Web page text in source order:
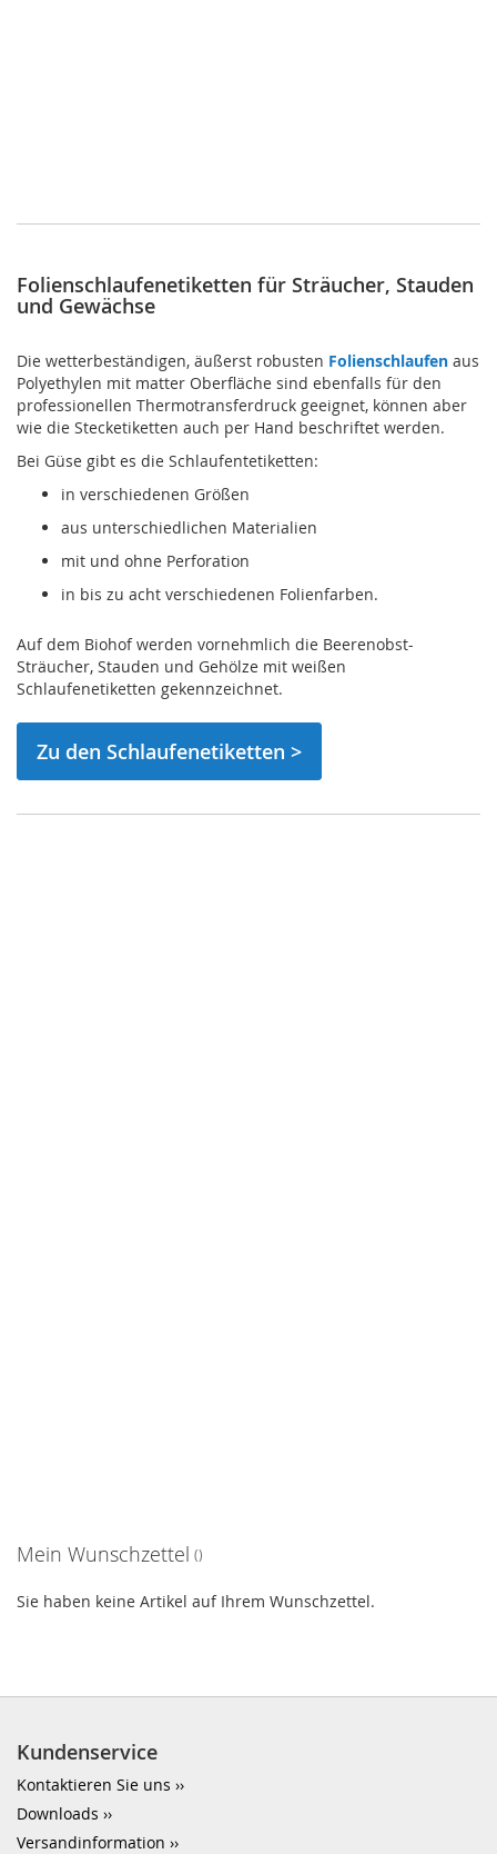
Folienschlaufenetiketten für Sträucher, Stauden
und Gewächse
Die wetterbeständigen, äußerst robusten Folienschlaufen aus
Polyethylen mit matter Oberfläche sind ebenfalls für den
professionellen Thermotransferdruck geeignet, können aber
wie die Stecketiketten auch per Hand beschriftet werden.
Bei Güse gibt es die Schlaufentetiketten:
in verschiedenen Größen
aus unterschiedlichen Materialien
mit und ohne Perforation
in bis zu acht verschiedenen Folienfarben.
Auf dem Biohof werden vornehmlich die Beerenobst-
Sträucher, Stauden und Gehölze mit weißen
Schlaufenetiketten gekennzeichnet.
Zu den Schlaufenetiketten >
Mein Wunschzettel
Sie haben keine Artikel auf Ihrem Wunschzettel.
Kundenservice
Kontaktieren Sie uns
Downloads
Versandinformation